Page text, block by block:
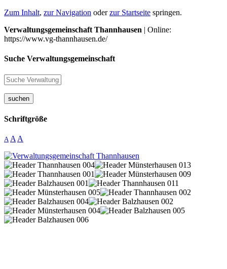
Zum Inhalt, zur Navigation oderzur Startseite springen.
Verwaltungsgemeinschaft Thannhausen | Online:
https://www.vg-thannhausen.de/
Suche Verwaltungsgemeinschaft
suchen
Schriftgröße
A A A